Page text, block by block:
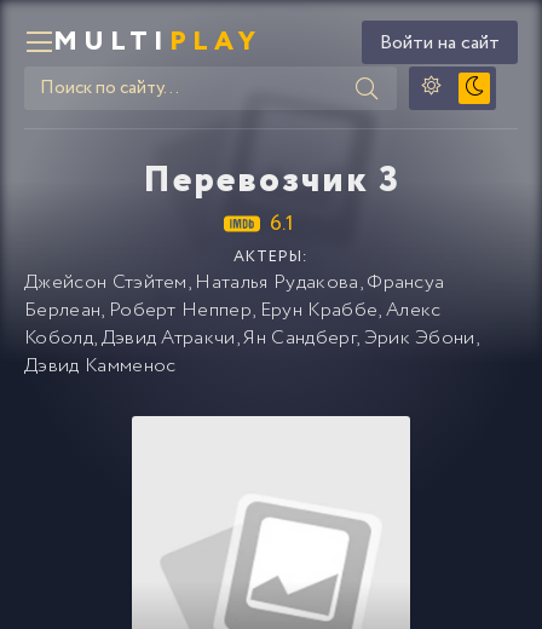
MULTI PLAY Войти на сайт
Перевозчик 3
6.1
АКТЕРЫ:
Джейсон Стэйтем, Наталья Рудакова,Франсуа
Берлеан, Роберт Неппер, Ерун Краббе,Алекс
Коболд,Дэвид Атракчи,Ян Сандберг,Эрик Эбони,
Дэвид Камменос